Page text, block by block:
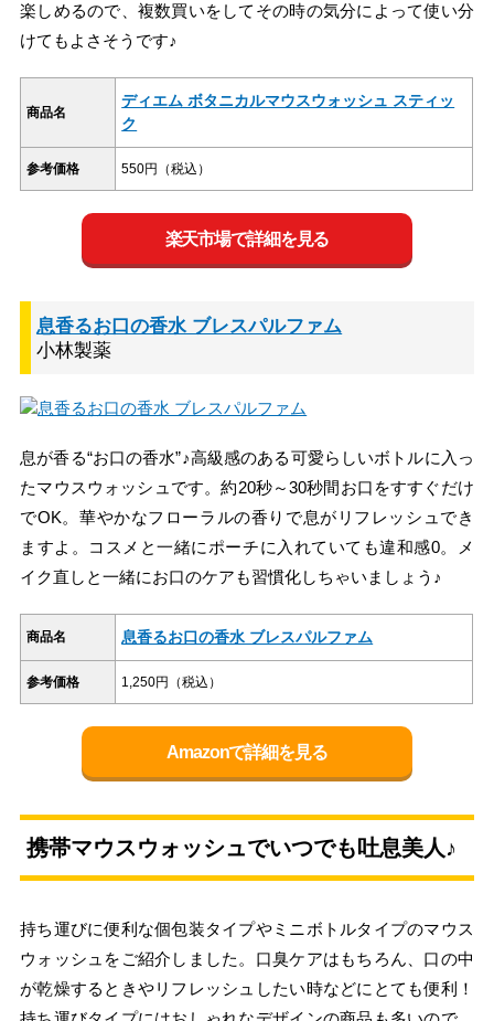
楽しめるので、複数買いをしてその時の気分によって使い分
けてもよさそうです♪
商品名
ディエム ボタニカルマウスウォッシュ スティッ
ク
参考価格 550円（税込）
楽天市場で詳細を見る
息香るお口の香水 ブレスパルファム
小林製薬
息が香る“お口の香水”♪高級感のある可愛らしいボトルに入っ
たマウスウォッシュです。約20秒～30秒間お口をすすぐだけ
でOK。華やかなフローラルの香りで息がリフレッシュでき
ますよ。コスメと一緒にポーチに入れていても違和感0。メ
イク直しと一緒にお口のケアも習慣化しちゃいましょう♪
商品名 息香るお口の香水 ブレスパルファム
参考価格 1,250円（税込）
Amazonで詳細を見る
携帯マウスウォッシュでいつでも吐息美人♪
持ち運びに便利な個包装タイプやミニボトルタイプのマウス
ウォッシュをご紹介しました。口臭ケアはもちろん、口の中
が乾燥するときやリフレッシュしたい時などにとても便利！